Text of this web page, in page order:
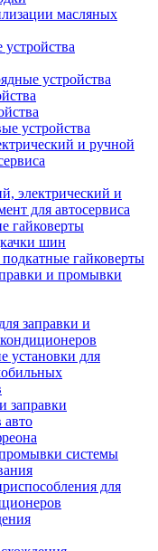
масляных
устройства
устройства
и ручной
электрический и
для автосервиса
гайковерты
шин
гайковерты
и промывки
заправки и
установки для
заправки
авто
системы
для